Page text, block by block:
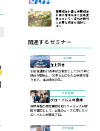
05
長期経営計画と中期経営
計画の策定方法と具体実
例について〜変化の時代
に必要な経営の指針と
は〜
関連するセミナー
その他
洋上研修
生産性運動15周年記念事業として1971年に
研修を開始し、50年以上にわたる実績を誇
ります。洋上研修の先...
人材育成
グローバル人材育成
世界規模の事業展開を担うリーダー人材育
成を目的として、企業のニーズに応じたグ
ローバル人材育成プロ...
人材育成